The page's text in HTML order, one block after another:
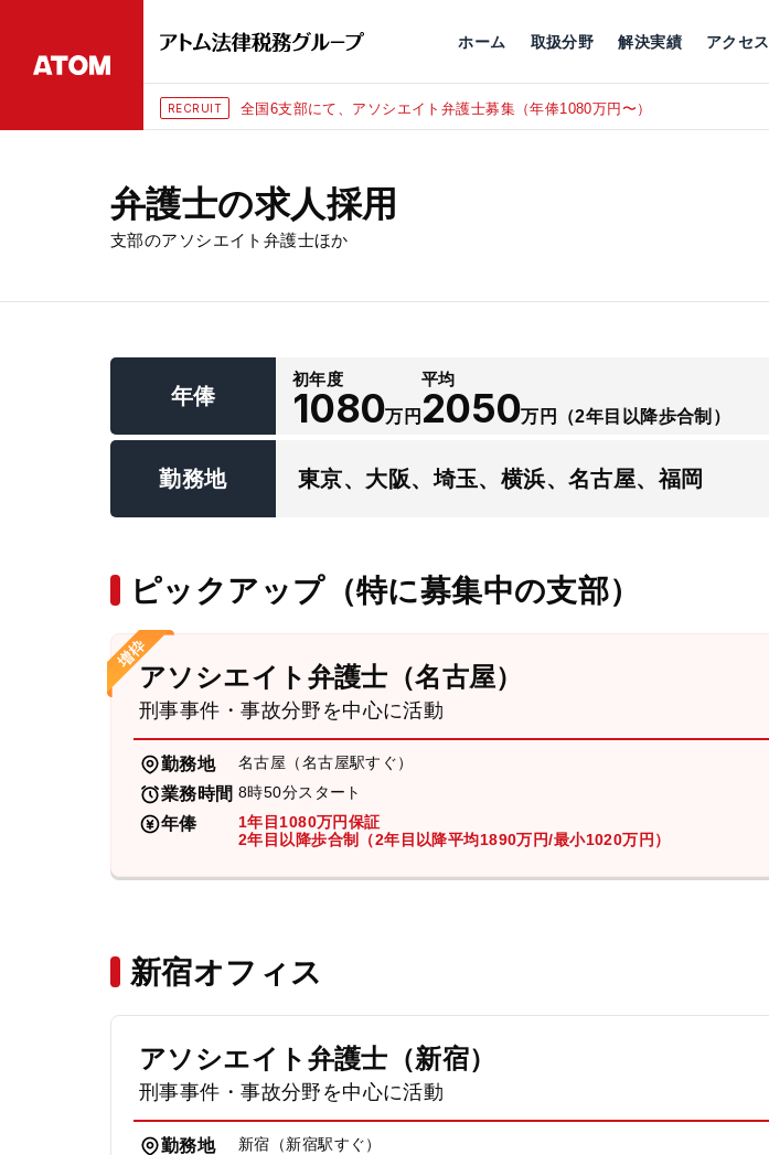
ホーム 取扱分野 解決実績 アクセス
RECRUIT 全国6支部にて、アソシエイト弁護士募集（年俸1080万円〜）
弁護士の求人採用
支部のアソシエイト弁護士ほか
年俸
初年度
1080万円
平均
2050万円 （2年目以降歩合制）
勤務地 東京、大阪、埼玉、横浜、名古屋、福岡
ピックアップ（特に募集中の支部）
アソシエイト弁護士（名古屋）
刑事事件・事故分野を中心に活動
勤務地 名古屋（名古屋駅すぐ）
業務時間 8時50分スタート
年俸
1年目1080万円保証
2年目以降歩合制（2年目以降平均1890万円/最小1020万円）
新宿オフィス
アソシエイト弁護士（新宿）
刑事事件・事故分野を中心に活動
勤務地 新宿（新宿駅すぐ）